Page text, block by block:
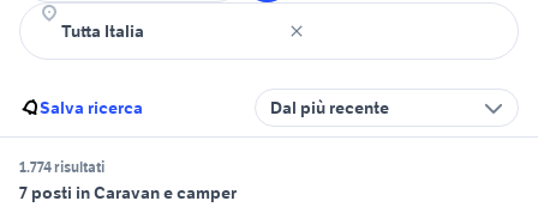
Salva ricerca Dal più recente
1.774 risultati
7 posti in Caravan e camper